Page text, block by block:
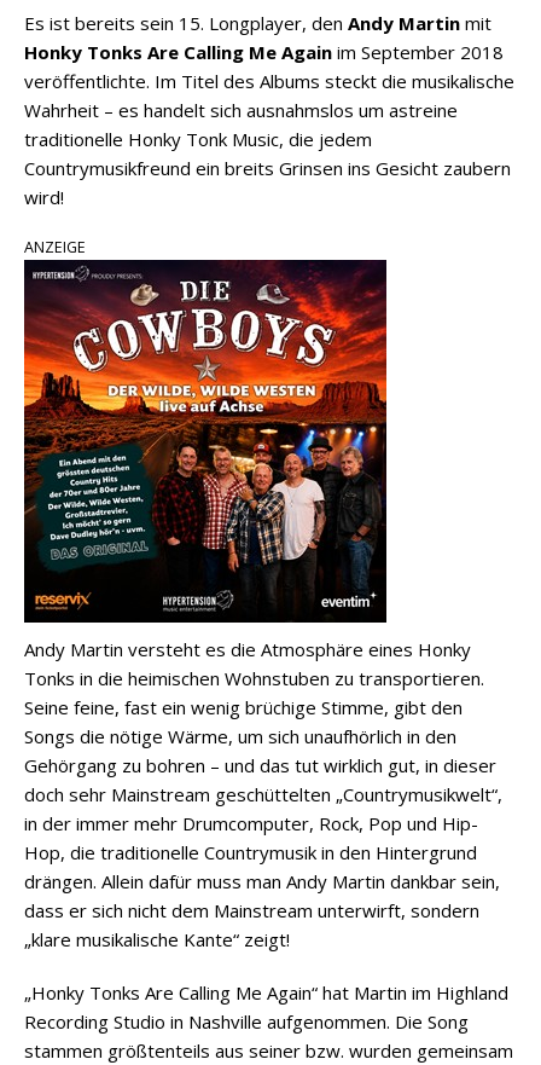
Es ist bereits sein 15. Longplayer, den Andy Martin mit
Honky Tonks Are Calling Me Again im September 2018
veröffentlichte. Im Titel des Albums steckt die musikalische
Wahrheit – es handelt sich ausnahmslos um astreine
traditionelle Honky Tonk Music, die jedem
Countrymusikfreund ein breits Grinsen ins Gesicht zaubern
wird!
ANZEIGE
Andy Martin versteht es die Atmosphäre eines Honky
Tonks in die heimischen Wohnstuben zu transportieren.
Seine feine, fast ein wenig brüchige Stimme, gibt den
Songs die nötige Wärme, um sich unaufhörlich in den
Gehörgang zu bohren – und das tut wirklich gut, in dieser
doch sehr Mainstream geschüttelten „Countrymusikwelt“,
in der immer mehr Drumcomputer, Rock, Pop und Hip-
Hop, die traditionelle Countrymusik in den Hintergrund
drängen. Allein dafür muss man Andy Martin dankbar sein,
dass er sich nicht dem Mainstream unterwirft, sondern
„klare musikalische Kante“ zeigt!
„Honky Tonks Are Calling Me Again“ hat Martin im Highland
Recording Studio in Nashville aufgenommen. Die Song
stammen größtenteils aus seiner bzw. wurden gemeinsam